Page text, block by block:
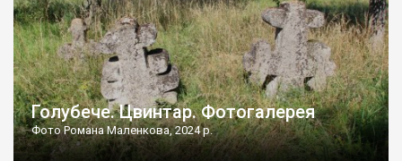
Голубече. Цвинтар. Фотогалерея
Фото Романа Маленкова, 2024 р.